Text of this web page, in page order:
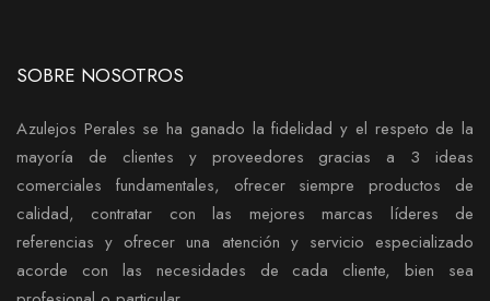
SOBRE NOSOTROS
Azulejos Perales se ha ganado la fidelidad y el respeto de la
mayoría de clientes y proveedores gracias a 3 ideas
comerciales fundamentales, ofrecer siempre productos de
calidad, contratar con las mejores marcas líderes de
referencias y ofrecer una atención y servicio especializado
acorde con las necesidades de cada cliente, bien sea